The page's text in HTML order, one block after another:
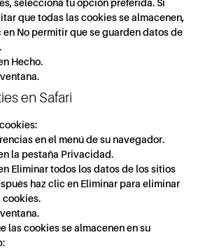
selecciona tu opción preferida. Si
que todas las cookies se almacenen,
en No permitir que se guarden datos de
Hecho.
en Safari
en el menú de su navegador.
la pestaña Privacidad.
Eliminar todos los datos de los sitios
haz clic en Eliminar para eliminar
cookies.
las cookies se almacenen en su